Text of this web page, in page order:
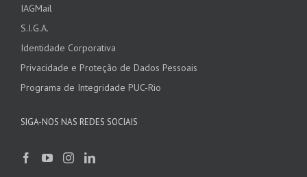
IAGMail
S.I.G.A.
Identidade Corporativa
Privacidade e Proteção de Dados Pessoais
Programa de Integridade PUC-Rio
SIGA-NOS NAS REDES SOCIAIS